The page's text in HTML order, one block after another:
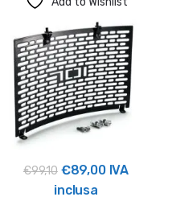
€99,10 Il
prezzo
€89,00Il
IVA
inclusa